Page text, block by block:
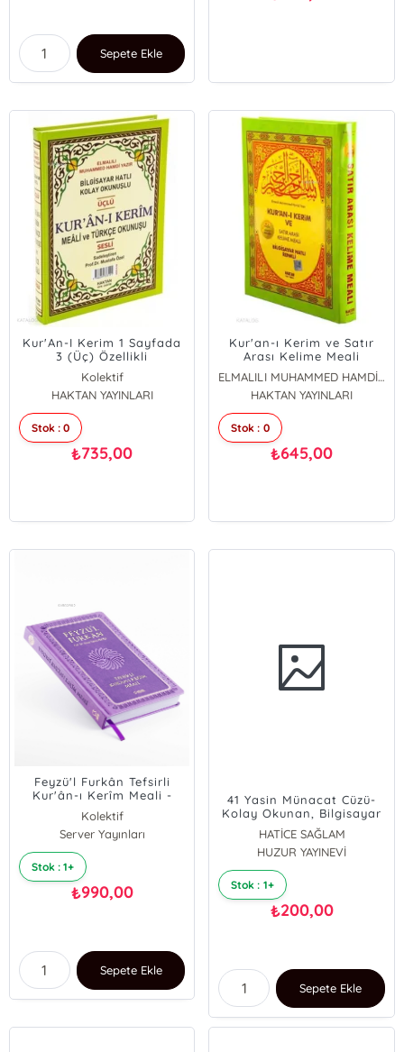
Sepete Ekle
Kur'An-I Kerim 1 Sayfada
3 (Üç) Özellikli
Kolektif
HAKTAN YAYINLARI
Stok : 0
₺735,00
Kur'an-ı Kerim ve Satır
Arası Kelime Meali
Bilgisayar Hatlı -
Açıklamalı Meali - Renkli
ELMALILI MUHAMMED HAMDİ YAZIR
HAKTAN YAYINLARI
Stok : 0
₺645,00
Feyzü'l Furkân Tefsirli
Kur'ân-ı Kerîm Meali -
Orta Boy - Ciltli - Lila
Kolektif
Server Yayınları
Stok : 1+
₺990,00
Sepete Ekle
41 Yasin Münacat Cüzü-
Kolay Okunan, Bilgisayar
Hatlı, Türkçe
okunuşlu(Orta Boy,
Ciltli)-065
HATİCE SAĞLAM
HUZUR YAYINEVİ
Stok : 1+
₺200,00
Sepete Ekle